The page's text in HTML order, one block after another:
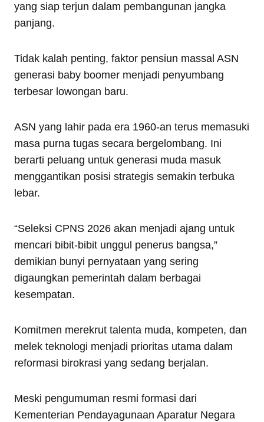
yang siap terjun dalam pembangunan jangka
panjang.
Tidak kalah penting, faktor pensiun massal ASN
generasi baby boomer menjadi penyumbang
terbesar lowongan baru.
ASN yang lahir pada era 1960-an terus memasuki
masa purna tugas secara bergelombang. Ini
berarti peluang untuk generasi muda masuk
menggantikan posisi strategis semakin terbuka
lebar.
“Seleksi CPNS 2026 akan menjadi ajang untuk
mencari bibit-bibit unggul penerus bangsa,”
demikian bunyi pernyataan yang sering
digaungkan pemerintah dalam berbagai
kesempatan.
Komitmen merekrut talenta muda, kompeten, dan
melek teknologi menjadi prioritas utama dalam
reformasi birokrasi yang sedang berjalan.
Meski pengumuman resmi formasi dari
Kementerian Pendayagunaan Aparatur Negara